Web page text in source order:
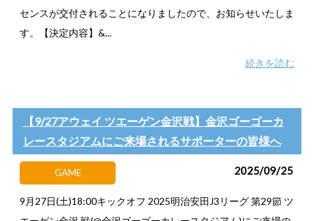
センスが交付されることになりましたので、お知らせいたしま
す。【決定内容】&...
続きを読む
【9/27アウェイ ツエーゲン金沢戦】金沢ゴーゴーカ
レースタジアムにご来場されるサポーターの皆様へ
GAME 2025/09/25
9月27日(土)18:00キックオフ 2025明治安田J3リーグ 第29節 ツ